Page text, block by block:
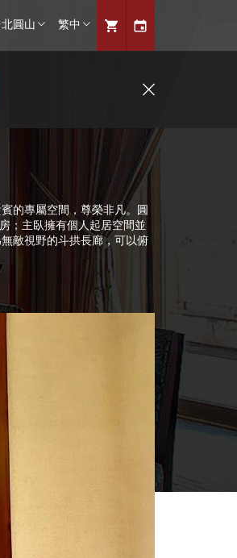
圓山 繁中
的專屬空間，尊榮非凡。圓
；主臥擁有個人起居空間並
敵視野的斗拱長廊，可以俯